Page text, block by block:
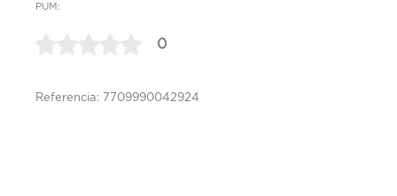
PUM:
0
Referencia: 7709990042924